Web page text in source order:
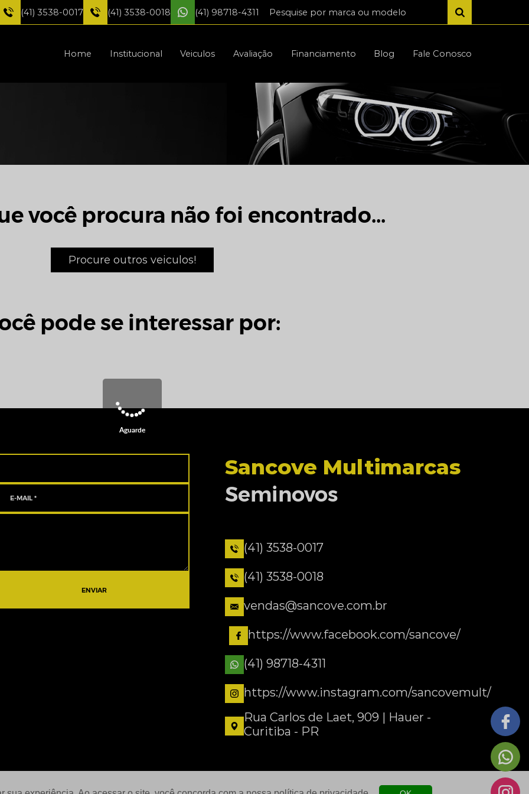
(41) 3538-0017 (41) 3538-0018 (41) 98718-4311
Home Institucional Veiculos Avaliação Financiamento Blog Fale Conosco
você procura não foi encontrado...
Procure outros veiculos!
pode se interessar por:
ENVIAR
Sancove Multimarcas
Seminovos
(41) 3538-0017
(41) 3538-0018
vendas@sancove.com.br
https://www.facebook.com/sancove/
(41) 98718-4311
https://www.instagram.com/sancovemult/
Rua Carlos de Laet, 909 | Hauer -
Curitiba - PR
Aguarde